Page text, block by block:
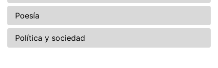
Poesía
Política y sociedad